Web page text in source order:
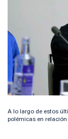
A lo largo de estos
polémicas en